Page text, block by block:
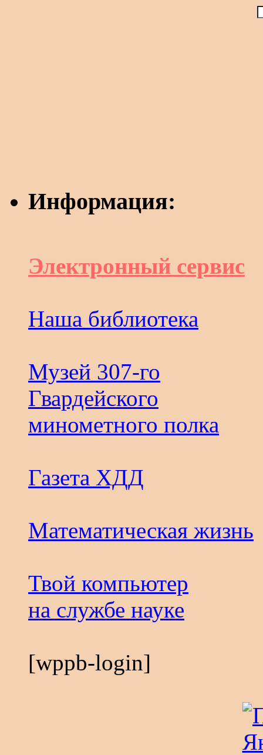
Информация:
Электронный сервис
Наша библиотека
Музей 307-го
Гвардейского
минометного полка
Газета ХДД
Математическая жизнь
Твой компьютер
на службе науке
[wppb-login]